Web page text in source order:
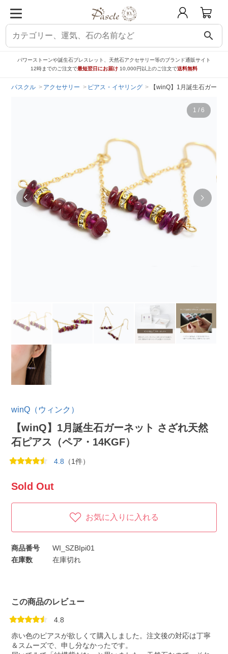
search
パワーストーンや誕生石ブレスレット、天然石アクセサリー等のブランド通販サイト
12時までのご注文で最短翌日にお届け 10,000円以上のご注文で送料無料
パスクル アクセサリー ピアス・イヤリング 【winQ】1月誕生石ガーネ
1 / 6
winQ（ウィンク）
【winQ】1月誕生石ガーネット さざれ天然
石ピアス（ペア・14KGF）
4.8 （1件）
Sold Out
お気に入りに入れる
商品番号
WI_SZBIpi01
在庫数
在庫切れ
この商品のレビュー
4.8
赤い色のピアスが欲しくて購入しました。注文後の対応は丁寧
＆スムーズで、申し分なかったです。